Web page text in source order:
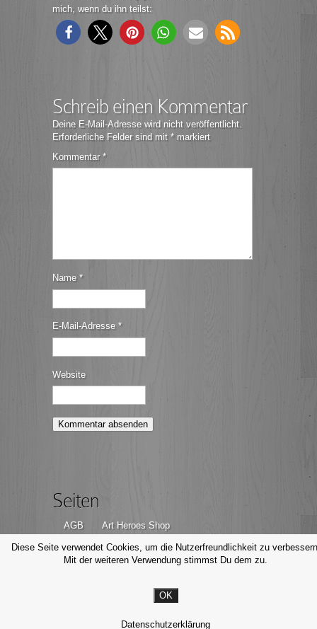
mich, wenn du ihn teilst:
Schreib einen Kommentar
Deine E-Mail-Adresse wird nicht veröffentlicht.
Erforderliche Felder sind mit * markiert
Kommentar*
Name *
E-Mail-Adresse *
Website
Seiten
AGB
Art Heroes Shop
Datenschutzerklärung
Disclaimer
Impressum
Kontakt
Diese Seite verwendet Cookies, um die Nutzerfreundlichkeit zu
Mit der weiteren Verwendung stimmst Du dem zu.
OK
Datenschutzerklärung